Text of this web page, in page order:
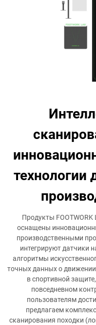
технологии
Продукты
оснащены
производственными
интегрируют датчики
алгоритмы
точных данных о
в спортивной
повседневном
пользователям
предлагаем
сканирования походки